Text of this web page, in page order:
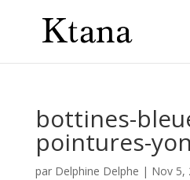
bottines-
pointures-
par Delphine Delphe | Nov 5,